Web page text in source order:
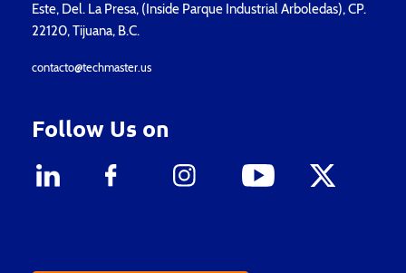
Este, Del. La Presa, (Inside Parque Industrial Arboledas), CP.
22120, Tijuana, B.C.
contacto@techmaster.us
Follow Us on